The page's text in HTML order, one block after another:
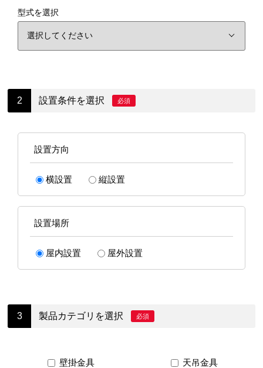
型式を選択
設置条件を選択 必須
設置方向
横設置 縦設置
設置場所
屋内設置 屋外設置
製品カテゴリを選択 必須
壁掛金具 天吊金具